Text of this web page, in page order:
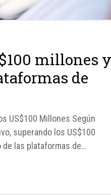
millones y
de
US$100 Millones Según
superando los US$100
las plataformas de